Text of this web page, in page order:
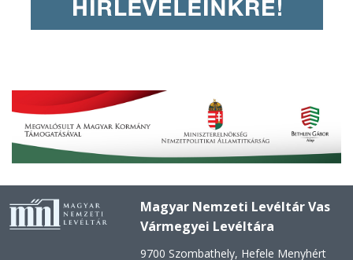
Magyar Nemzeti Levéltár Vas
Vármegyei Levéltára
9700 Szombathely, Hefele Menyhért